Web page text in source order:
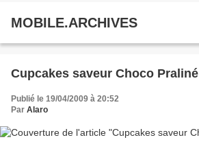
MOBILE.ARCHIVES
Cupcakes saveur Choco Praliné
Publié le 19/04/2009 à 20:52
Par Alaro